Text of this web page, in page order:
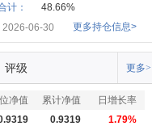
计：
48.66%
2026-06-30
更多持仓信息>
评级 更多>
净值 累计净值
日增长率
0.9319
1.79%